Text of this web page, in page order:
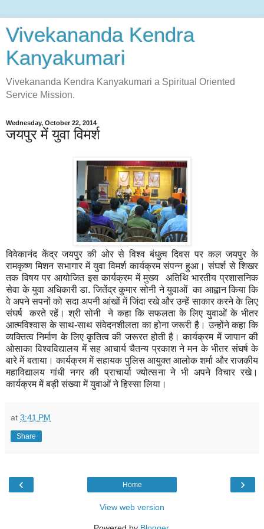
Vivekananda Kendra
Kanyakumari
Vivekananda Kendra Kanyakumari a Spiritual Oriented
Service Mission.
Wednesday, October 22, 2014
जयपुर में युवा विमर्श
विवेकानंद केंद्र जयपुर की ओर से विश्व बंधुत्व दिवस पर कल जयपुर के
रामकृष्ण मिशन सभागार में युवा विमर्श कार्यक्रम संपन्न हुआ। संघर्श से शिखर
तक विषय पर आयोजित इस कार्यक्रम में मुख्य अतिथि भारतीय प्रशासनिक
सेवा के युवा अधिकारी डा. जितेंद्र कुमार सोनी ने युवाओं का आह्वान किया कि
वे अपने सपनों को सदा अपनी आंखों में जिंदा रखे और उन्हें साकार करने के लिए
संघर्ष करते रहें। श्री सोनी ने कहा कि सफलता के लिए युवाओं के भीतर
आत्मविश्वास के साथ-साथ संवेदनशीलता का होना जरूरी है। उन्होंने कहा कि
व्यक्तित्व निर्माण के लिए कृतित्व की जरूरत होती है। कार्यक्रम में जापान की
ओसाका विश्वविद्यालय में सह आचार्य चैतन्य प्रकाश ने मन के भीतर संघर्ष के
बारे में बताया। कार्यक्रम में सहायक पुलिस आयुक्त आलोक शर्मा और राजकीय
महाविद्यालय गांधी नगर की प्राचार्या ज्योत्सना ने भी अपने विचार रखे।
कार्यक्रम में बड़ी संख्या में युवाओं ने हिस्सा लिया।
at 3:41 PM
Share
‹ ›
Home
View web version